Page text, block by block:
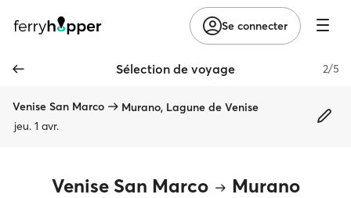
Se connecter
Sélection de voyage 2/5
Venise San Marco
Murano, Lagune de Venise
jeu. 1 avr.
Venise San Marco Murano